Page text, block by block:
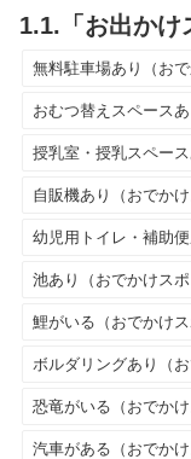
1.1.「お出かけ
無料駐車場あり（おで
おむつ替えスペース
授乳室・授乳スペース
自販機あり（おでかけ
幼児用トイレ・補助
池あり（おでかけスポ
鯉がいる（おでかけス
ボルダリングあり（お
恐竜がいる（おでかけ
汽車がある（おでかけ